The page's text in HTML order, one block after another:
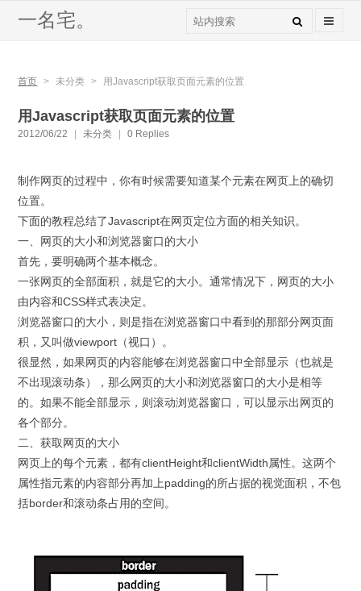
一名宅。
首页 > 未分类 > 用Javascript获取页面元素的位置
用Javascript获取页面元素的位置
2012/06/22 未分类 0 Replies
制作网页的过程中，你有时候需要知道某个元素在网页上的确切
位置。
下面的教程总结了Javascript在网页定位方面的相关知识。
一、网页的大小和浏览器窗口的大小
首先，要明确两个基本概念。
一张网页的全部面积，就是它的大小。通常情况下，网页的大小
由内容和CSS样式表决定。
浏览器窗口的大小，则是指在浏览器窗口中看到的那部分网页面
积，又叫做viewport（视口）。
很显然，如果网页的内容能够在浏览器窗口中全部显示（也就是
不出现滚动条），那么网页的大小和浏览器窗口的大小是相等
的。如果不能全部显示，则滚动浏览器窗口，可以显示出网页的
各个部分。
二、获取网页的大小
网页上的每个元素，都有clientHeight和clientWidth属性。这两个
属性指元素的内容部分再加上padding的所占据的视觉面积，不包
括border和滚动条占用的空间。